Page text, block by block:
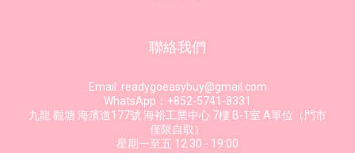
聯絡我們
Email: readygoeasybuy@gmail.com
WhatsApp：+852-5741-8331
九龍 觀塘 海濱道177號 海裕工業中心 7樓 B-1室 A單位（門市
僅限自取）
星期一至五 12:30 - 19:00